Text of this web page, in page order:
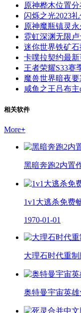
原神桦木位置
闪烁之光2023
原神魔瓶镇灵
霓虹深渊无限
迷你世界铁矿
卡噗拉契约最
王者荣耀S33赛
魔兽世界暗夜
咸鱼之王吕布
相关软件
More+
黑暗奔跑2内置
1v1大逃杀免费
1970-01-01
大理石时代重
奥特曼宇宙英